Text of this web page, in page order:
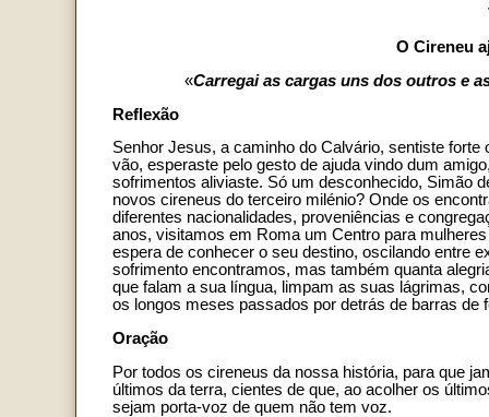
O Cireneu
«Carregai as cargas uns dos outros e
Reflexão
Senhor Jesus, a caminho do Calvário, sentiste
vão, esperaste pelo gesto de ajuda vindo dum
sofrimentos aliviaste. Só um desconhecido, Simão
novos cireneus do terceiro milénio? Onde os
diferentes nacionalidades, proveniências e
anos, visitamos em Roma um Centro para
espera de conhecer o seu destino, oscilando entre
sofrimento encontramos, mas também quanta
que falam a sua língua, limpam as suas lágrimas,
os longos meses passados por detrás de barras de
Oração
Por todos os cireneus da nossa história, para que
últimos da terra, cientes de que, ao acolher os
sejam porta-voz de quem não tem voz.